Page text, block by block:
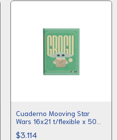
Cuaderno Mooving Star
Wars 16x21 t/flexible x 50
$3.114